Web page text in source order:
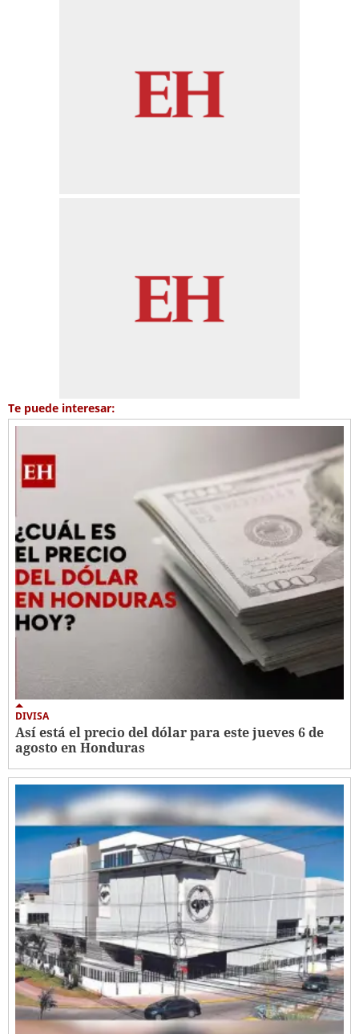
Te puede interesar:
DIVISA
Así está el precio del dólar para este jueves 6 de
agosto en Honduras